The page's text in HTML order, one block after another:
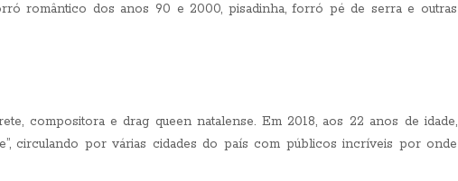
romântico dos anos 90 e 2000, pisadinha, forró pé de serra e outras
compositora e drag queen natalense. Em 2018, aos 22 anos de idade,
circulando por várias cidades do país com públicos incríveis por onde